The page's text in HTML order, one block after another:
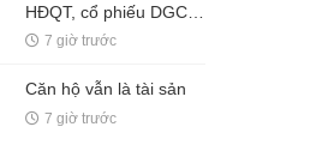
HĐQT, cổ phiếu DGC
tăng trần
7 giờ trước
Căn hộ vẫn là tài sản
7 giờ trước